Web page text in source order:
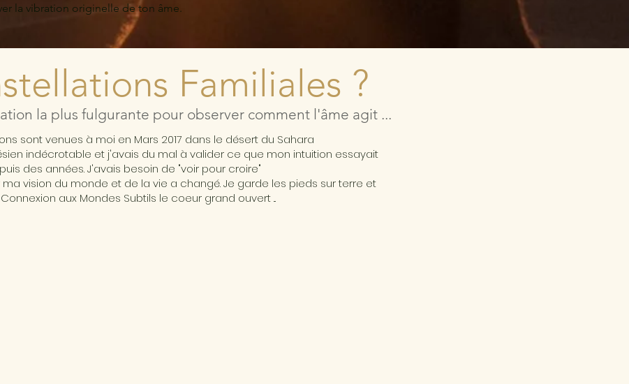
la vibration originelle de ton âme.
Familiales ?
la plus fulgurante pour observer comment l'âme agit ...
sont venues à moi en Mars 2017 dans le désert du Sahara
indécrotable et j'avais du mal à valider ce que mon intuition essayait
des années. J'avais besoin de "voir pour croire"
vision du monde et de la vie a changé. Je garde les pieds sur terre et
aux Mondes Subtils le coeur grand ouvert ...